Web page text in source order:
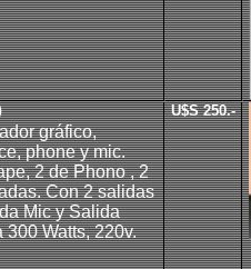
gráfico,
phone y mic.
2 de Phono , 2
Con 2 salidas
Mic y Salida
300 Watts, 220v.
U$S 250.-